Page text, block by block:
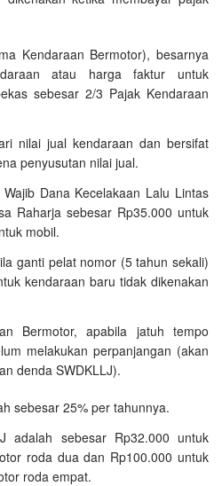
Kendaraan Bermotor), besarnya
atau harga faktur untuk
sebesar 2/3 Pajak Kendaraan
nilai jual kendaraan dan bersifat
penyusutan nilai jual.
Dana Kecelakaan Lalu Lintas
Raharja sebesar Rp35.000 untuk
mobil.
ganti pelat nomor (5 tahun sekali)
kendaraan baru tidak dikenakan
Bermotor, apabila jatuh tempo
melakukan perpanjangan (akan
denda SWDKLLJ).
sebesar 25% per tahunnya.
adalah sebesar Rp32.000 untuk
roda dua dan Rp100.000 untuk
roda empat.